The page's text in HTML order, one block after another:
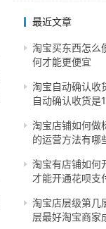
最近文章
淘宝买东西怎么
何才能更便宜
淘宝自动确认收
自动确认收货是
淘宝店铺如何做
的运营方法有哪
淘宝有店铺如何
才能开通花呗支
淘宝店层级第几
层最好淘宝商家